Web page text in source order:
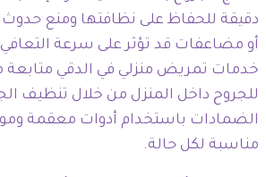
دقيقة للحفاظ على نظافتها ومنع حدوث
أو مضاعفات قد تؤثر على سرعة
خدمات تمريض منزلي في الدقي
للجروح داخل المنزل من خلال تنظيف
الضمادات باستخدام أدوات معقمة
مناسبة لكل حالة.